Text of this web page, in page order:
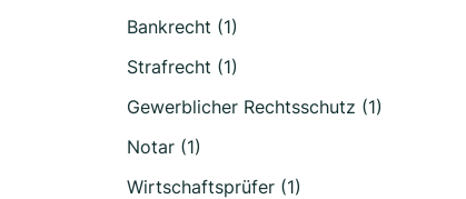
Bankrecht (1)
Strafrecht (1)
Gewerblicher Rechtsschutz (1)
Notar (1)
Wirtschaftsprüfer (1)